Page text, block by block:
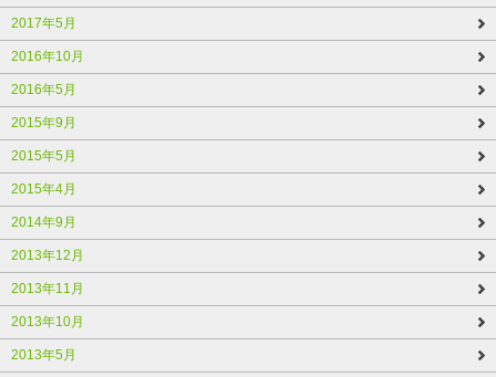
2017年5月
2016年10月
2016年5月
2015年9月
2015年5月
2015年4月
2014年9月
2013年12月
2013年11月
2013年10月
2013年5月